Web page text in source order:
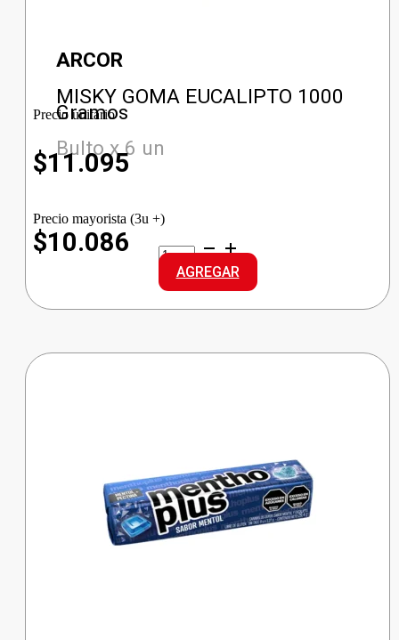
ARCOR
MISKY GOMA EUCALIPTO 1000
Gramos
Bulto x 6 un
Precio unitario
$11.095
Precio mayorista (3u +)
$10.086
MISKY
GOMA
EUCALIPTO
cantidad
AGREGAR